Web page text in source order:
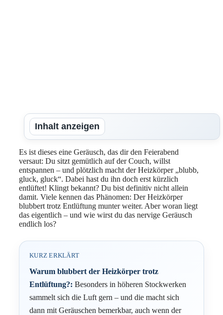
Inhalt anzeigen
Es ist dieses eine Geräusch, das dir den Feierabend
versaut: Du sitzt gemütlich auf der Couch, willst
entspannen – und plötzlich macht der Heizkörper „blubb,
gluck, gluck“. Dabei hast du ihn doch erst kürzlich
entlüftet! Klingt bekannt? Du bist definitiv nicht allein
damit. Viele kennen das Phänomen: Der Heizkörper
blubbert trotz Entlüftung munter weiter. Aber woran liegt
das eigentlich – und wie wirst du das nervige Geräusch
endlich los?
KURZ ERKLÄRT
Warum blubbert der Heizkörper trotz
Entlüftung?: Besonders in höheren Stockwerken
sammelt sich die Luft gern – und die macht sich
dann mit Geräuschen bemerkbar, auch wenn der